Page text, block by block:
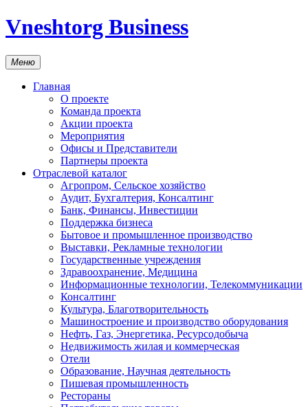
Vneshtorg Business
Меню
Главная
О проекте
Команда проекта
Акции проекта
Мероприятия
Офисы и Представители
Партнеры проекта
Отраслевой каталог
Агропром, Сельское хозяйство
Аудит, Бухгалтерия, Консалтинг
Банк, Финансы, Инвестиции
Поддержка бизнеса
Бытовое и промышленное производство
Выставки, Рекламные технологии
Государственные учреждения
Здравоохранение, Медицина
Информационные технологии, Телекоммуникации
Консалтинг
Культура, Благотворительность
Машиностроение и производство оборудования
Нефть, Газ, Энергетика, Ресурсодобыча
Недвижимость жилая и коммерческая
Отели
Образование, Научная деятельность
Пишевая промышленность
Рестораны